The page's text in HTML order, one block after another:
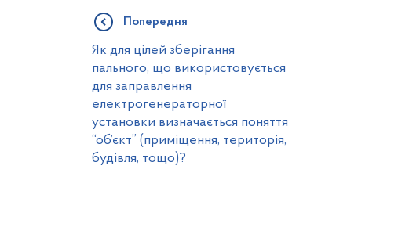
Попередня
Як для цілей зберігання
пального, що використовується
для заправлення
електрогенераторної
установки визначається поняття
“об’єкт” (приміщення, територія,
будівля, тощо)?